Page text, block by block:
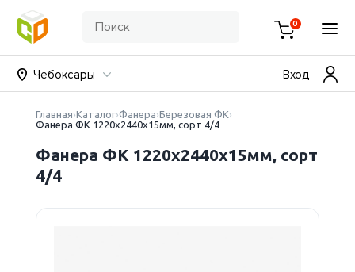
0
Чебоксары Вход
Главная Каталог Фанера Березовая ФК
Фанера ФК 1220х2440х15мм, сорт 4/4
Фанера ФК 1220х2440х15мм, сорт
4/4